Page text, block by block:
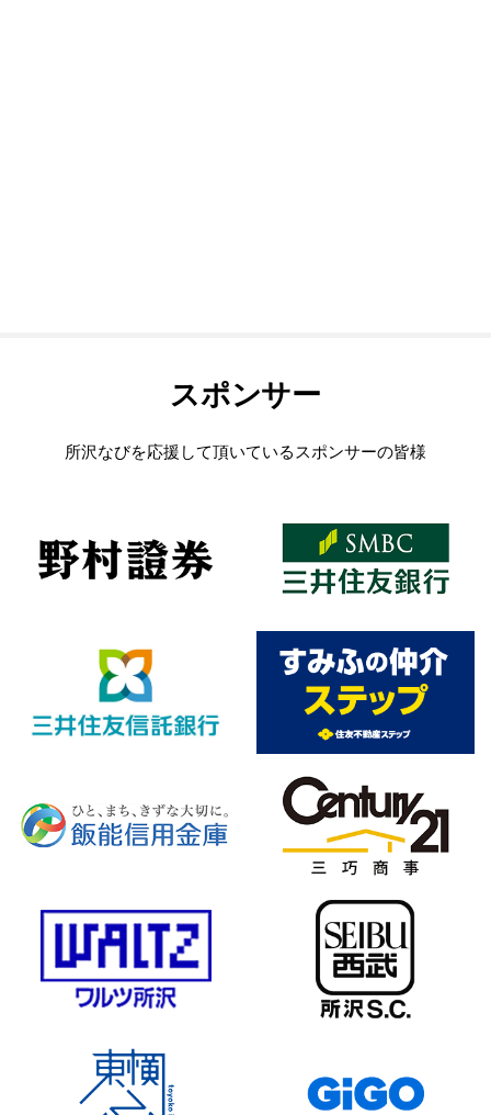
スポンサー
所沢なびを応援して頂いているスポンサーの皆様